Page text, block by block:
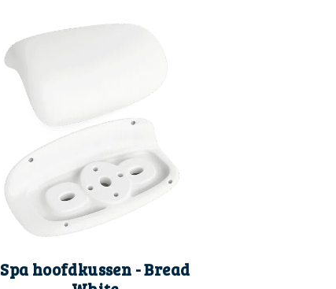
Spa hoofdkussen - Bread